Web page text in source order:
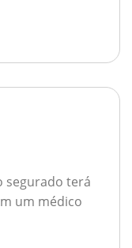
segurado terá
um médico